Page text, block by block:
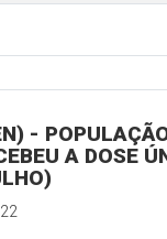
-
A DOSE